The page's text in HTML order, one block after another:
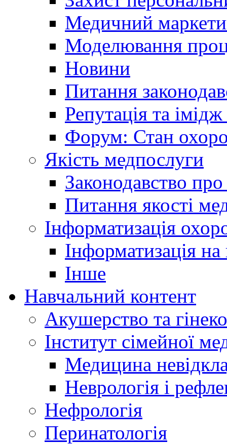
Медичний
Моделювання
Новини
Питання
Репутація та
Форум: Стан
Якість медпослуги
Законодавство
Питання якості
Інформатизація
Інформатизація
Інше
Навчальний контент
Акушерство та
Інститут сімейної
Медицина
Неврологія і
Нефрологія
Перинатологія